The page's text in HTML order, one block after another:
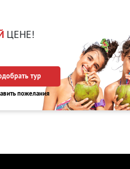
ЦЕНЕ!
тур
пожелания